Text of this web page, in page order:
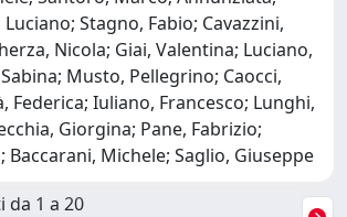
Stagno, Fabio; Cavazzini,
Nicola; Giai, Valentina; Luciano,
Musto, Pellegrino; Caocci,
Federica; Iuliano, Francesco; Lunghi,
Giorgina; Pane, Fabrizio;
Baccarani, Michele; Saglio, Giuseppe
1 a 20